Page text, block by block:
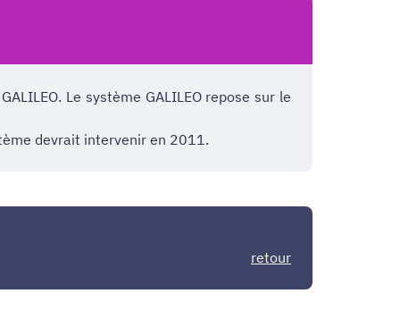
Le système GALILEO repose sur le
devrait intervenir en 2011.
retour